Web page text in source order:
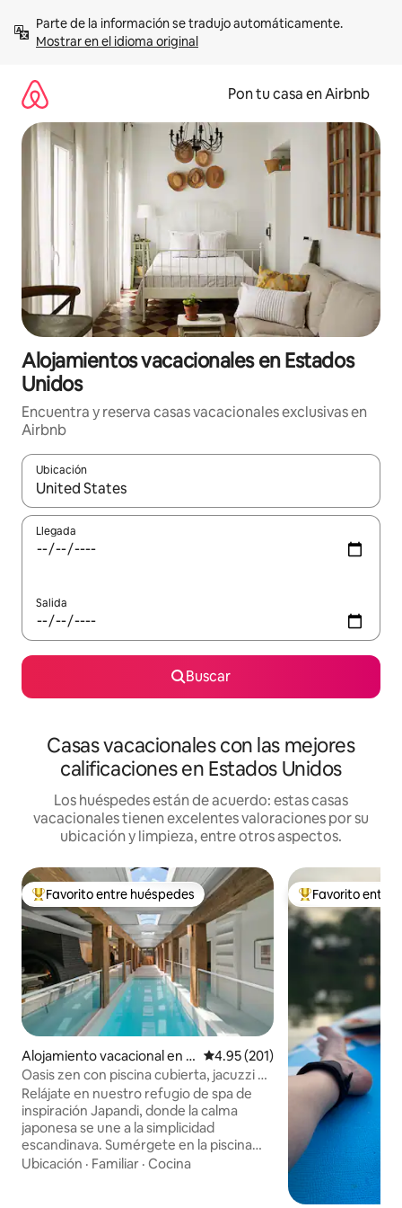
contenidoMostrar en el idioma original
Pon tu casa en Airbnb
Alojamientos vacacionales en Estados
Unidos
Encuentra y reserva casas vacacionales exclusivas en
Airbnb
Ubicación
Cuando los resultados estén disponibles, navega con las
Llegada
Salida
Buscar
Casas vacacionales con las mejores
calificaciones en Estados Unidos
Los huéspedes están de acuerdo: estas casas
vacacionales tienen excelentes valoraciones por su
ubicación y limpieza, entre otros aspectos.
Favorito entre huéspedes preferido
Favorito entre huéspedes
Alojamiento vacacional en F
air Oaks
Calificación promedio: 4.95 de
4.95 (201)
Oasis zen con piscina cubierta, jacuzzi y
sauna
Relájate en nuestro refugio de spa de
inspiración Japandi, donde la calma
japonesa se une a la simplicidad
escandinava. Sumérgete en la piscina
cubierta climatizada, relájate en una
Ubicación · Familiar · Cocina
Favorito entre
Favorito entre